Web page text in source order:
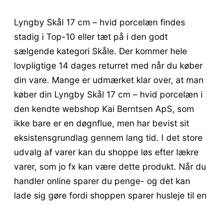
Lyngby Skål 17 cm – hvid porcelæn findes
stadig i Top-10 eller tæt på i den godt
sælgende kategori Skåle. Der kommer hele
lovpligtige 14 dages returret med når du køber
din vare. Mange er udmærket klar over, at man
køber din Lyngby Skål 17 cm – hvid porcelæn i
den kendte webshop Kai Berntsen ApS, som
ikke bare er en døgnflue, men har bevist sit
eksistensgrundlag gennem lang tid. I det store
udvalg af varer kan du shoppe løs efter lækre
varer, som jo fx kan være dette produkt. Når du
handler online sparer du penge- og det kan
lade sig gøre fordi shoppen sparer husleje til en